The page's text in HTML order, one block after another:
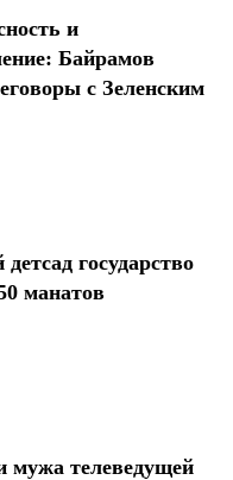
и
Байрамов
с Зеленским
государство
манатов
мужа телеведущей